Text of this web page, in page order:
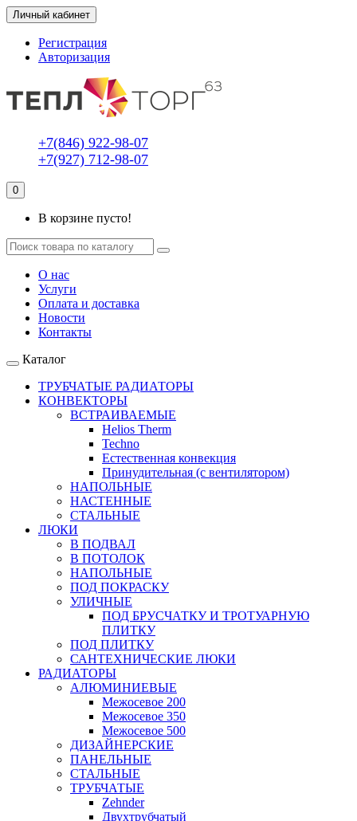
Личный кабинет
Регистрация
Авторизация
+7(846) 922-98-07
+7(927) 712-98-07
0
В корзине пусто!
О нас
Услуги
Оплата и доставка
Новости
Контакты
Каталог
ТРУБЧАТЫЕ РАДИАТОРЫ
КОНВЕКТОРЫ
ВСТРАИВАЕМЫЕ
Helios Therm
Techno
Естественная конвекция
Принудительная (с вентилятором)
НАПОЛЬНЫЕ
НАСТЕННЫЕ
СТАЛЬНЫЕ
ЛЮКИ
В ПОДВАЛ
В ПОТОЛОК
НАПОЛЬНЫЕ
ПОД ПОКРАСКУ
УЛИЧНЫЕ
ПОД БРУСЧАТКУ И ТРОТУАРНУЮ
ПЛИТКУ
ПОД ПЛИТКУ
САНТЕХНИЧЕСКИЕ ЛЮКИ
РАДИАТОРЫ
АЛЮМИНИЕВЫЕ
Межосевое 200
Межосевое 350
Межосевое 500
ДИЗАЙНЕРСКИЕ
ПАНЕЛЬНЫЕ
СТАЛЬНЫЕ
ТРУБЧАТЫЕ
Zehnder
Двухтрубчатый